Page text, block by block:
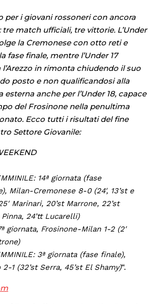
per i giovani rossoneri con ancora
match ufficiali, tre vittorie. L’Under
la Cremonese con otto reti e
fase finale, mentre l’Under 17
in rimonta chiudendo il suo
posto e non qualificandosi alla
esterna anche per l’Under 18, capace
del Frosinone nella penultima
Ecco tutti i risultati del fine
Settore Giovanile:
14ª giornata (fase
Milan-Cremonese 8-0 (24′, 13’st e
Marinari, 20’st Marrone, 22’st
Pinna, 24’tt Lucarelli)
giornata, Frosinone-Milan 1-2 (2′
3ª giornata (fase finale),
1 (32’st Serra, 45’st El Shamy)“.